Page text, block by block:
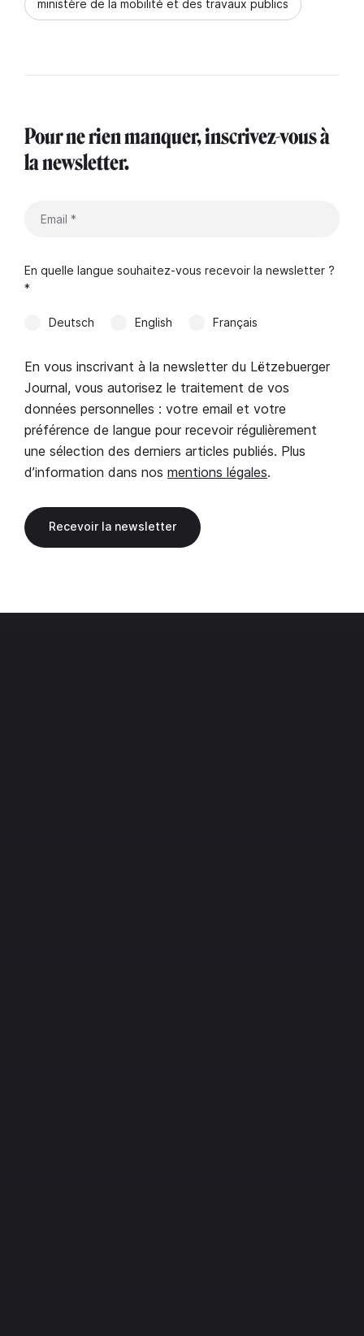
ministère de la mobilité et des travaux publics
Pour ne rien manquer, inscrivez-vous à
la newsletter.
En quelle langue souhaitez-vous recevoir la newsletter ?
*
Deutsch English Français
En vous inscrivant à la newsletter du Lëtzebuerger
Journal, vous autorisez le traitement de vos
données personnelles : votre email et votre
préférence de langue pour recevoir régulièrement
une sélection des derniers articles publiés. Plus
d’information dans nos mentions légales.